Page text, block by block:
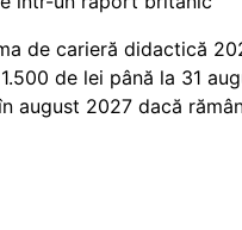
de carieră didactică
de lei până la 31
august 2027 dacă